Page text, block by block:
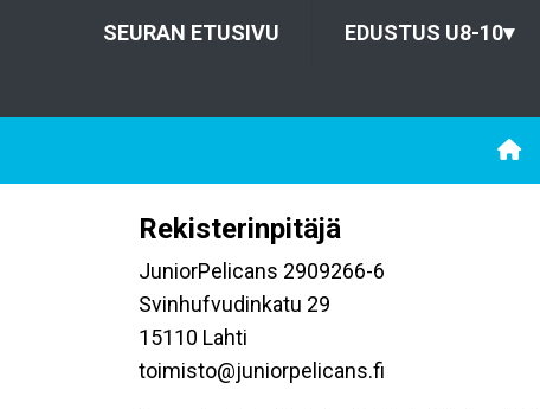
SEURAN ETUSIVU EDUSTUS U8-10▾
Rekisterinpitäjä
JuniorPelicans 2909266-6
Svinhufvudinkatu 29
15110 Lahti
toimisto@juniorpelicans.fi